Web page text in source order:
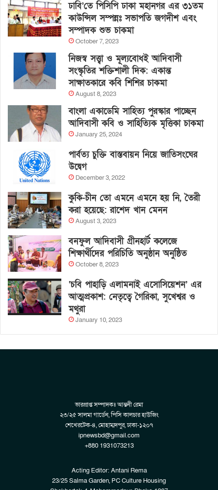
ঢাবি’তে পিসিপি ঢাকা মহানগর এর ৩১তম
কাউন্সিল সম্পন্নঃ সভাপতি জগদীশ এবং
সম্পাদক শুভ চাকমা
October 7, 2023
নিজস্ব সত্ত্বা ও মূল্যবোধই আদিবাসী
সংস্কৃতির শক্তিশালী দিক: একান্ত
সাক্ষাতকারে কবি শিশির চাকমা
August 8, 2023
বাংলা একাডেমি সাহিত্য পুরস্কার পাচ্ছেন
আদিবাসী কবি ও সাহিত্যিক মৃত্তিকা চাকমা
January 25, 2024
পার্বত্য চুক্তি বাস্তবায়ন নিয়ে জাতিসংঘের
উদ্বেগ
December 3, 2022
কুকি-চীন তো এমনে এমনে হয় নি, তৈরী
করা হয়েছে: রাশেদ খান মেনন
August 3, 2023
বনফুল আদিবাসী গ্রীনহার্ট কলেজে
শিক্ষার্থীদের পরিচিতি অনুষ্ঠান অনুষ্ঠিত
October 8, 2023
‘চবি পাহাড়ি এলামনাই এসোসিয়েশন’ এর
আত্মপ্রকাশ: নেতৃত্বে গৈরিকা, সুখেশ্বর ও
মথুরা
January 10, 2023
ভারপ্রাপ্ত সম্পাদকঃ আন্তনী রেমা
২৩/২৫ সালমা গার্ডেন, পিসি কালচার হাউজিং
শেখেরটেক-৪, মোহাম্মদপুর, ঢাকা-১২০৭
ipnewsbd@gmail.com
+880 1931073213
Acting Editor: Antani Rema
23/25 Salma Garden, PC Culture Housing